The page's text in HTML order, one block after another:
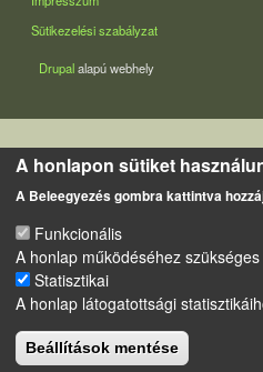
Sütikezelési szabályzat
Drupalalapú webhely
A honlapon sütiket
A Beleegyezés gombra kattintva
Funkcionális
A honlap működéséhez szükséges
Statisztikai
A honlap látogatottsági
Beállítások mentése